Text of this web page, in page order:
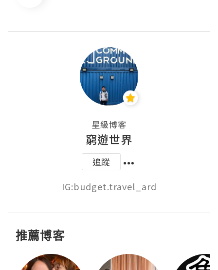
星級博客
窮遊世界
追蹤
IG:budget.travel_ard
推薦博客